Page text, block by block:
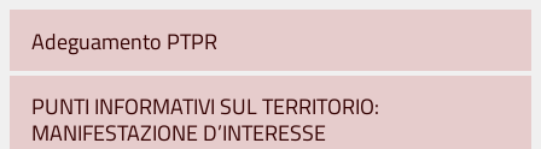
Adeguamento PTPR
PUNTI INFORMATIVI SUL TERRITORIO:
MANIFESTAZIONE D’INTERESSE